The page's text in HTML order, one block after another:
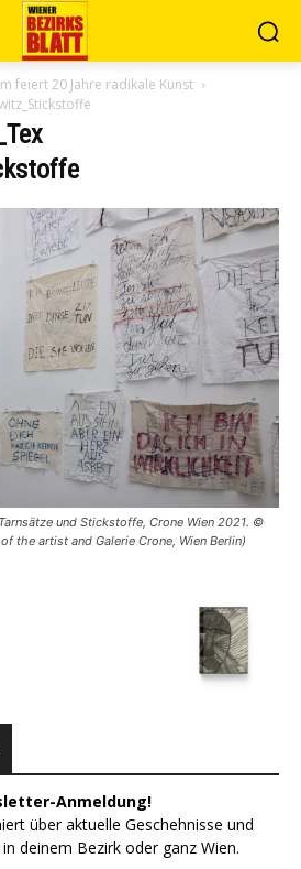
feiert 20 Jahre radikale Kunst
und Stickstoffe, Crone Wien 2021. ©
the artist and Galerie Crone, Wien Berlin)
Anmeldung!
über aktuelle Geschehnisse und
deinem Bezirk oder ganz Wien.